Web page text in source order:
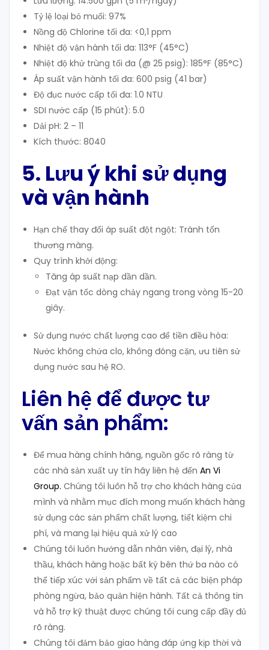
Tỷ lệ loại bỏ muối: 97%
Nồng độ Chlorine tối đa: <0,1 ppm
Nhiệt độ vận hành tối đa: 113°F (45°C)
Nhiệt độ khử trùng tối đa (@ 25 psig): 185°F (85°C)
Áp suất vận hành tối đa: 600 psig (41 bar)
Độ đục nước cấp tối đa: 1.0 NTU
SDI nước cấp (15 phút): 5.0
Dải pH: 2 – 11
Kích thước: 8040
5. Lưu ý khi sử dụng
và vận hành
Hạn chế thay đổi áp suất đột ngột: Tránh tổn
thương màng.
Quy trình khởi động:
Tăng áp suất nạp dần dần.
Đạt vận tốc dòng chảy ngang trong vòng 15-20
giây.
Sử dụng nước chất lượng cao để tiền điều hòa:
Nước không chứa clo, không đóng cặn, ưu tiên sử
dụng nước sau hệ RO.
Liên hệ để được tư
vấn sản phẩm:
Để mua hàng chính hãng, nguồn gốc rõ ràng từ
các nhà sản xuất uy tín hãy liên hệ đến An Vi
Group. Chúng tôi luôn hỗ trợ cho khách hàng của
mình và nhằm mục đích mong muốn khách hàng
sử dụng các sản phẩm chất lượng, tiết kiệm chi
phí, và mang lại hiệu quả xử lý cao
Chúng tôi luôn hướng dẫn nhân viên, đại lý, nhà
thầu, khách hàng hoặc bất kỳ bên thứ ba nào có
thể tiếp xúc với sản phẩm về tất cả các biện pháp
phòng ngừa, bảo quản hiện hành. Tất cả thông tin
và hỗ trợ kỹ thuật được chúng tôi cung cấp đầy đủ
rõ ràng.
Chúng tôi đảm bảo giao hàng đáp ứng kịp thời và